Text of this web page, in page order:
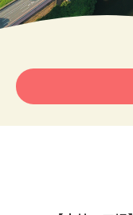
ホーム